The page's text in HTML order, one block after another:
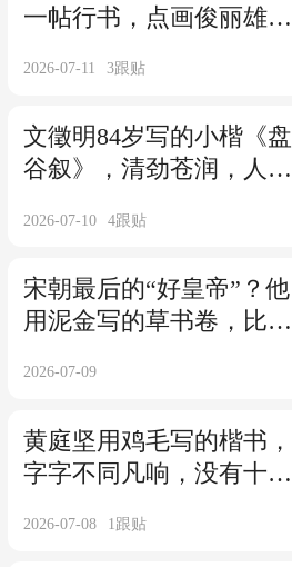
一帖行书，点画俊丽雄
2026-07-11 3跟贴
文徵明84岁写的小楷《盘
谷叙》，清劲苍润，人书
2026-07-10 4跟贴
宋朝最后的“好皇帝”？他
用泥金写的草书卷，比宋
2026-07-09
黄庭坚用鸡毛写的楷书，
字字不同凡响，没有十足
2026-07-08 1跟贴